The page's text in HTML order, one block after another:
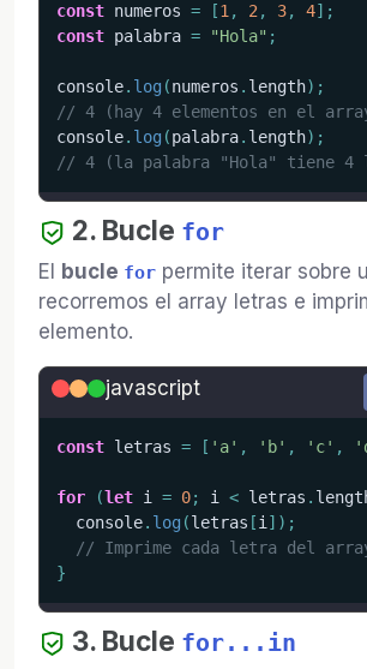
const numeros = [1 , 2 , 3, 4] ;
const palabra = "Hola" ;
console. log (numeros . length) ;
// 4 (hay 4 elementos en el
console. log (palabra. length) ;
// 4 (la palabra "Hola" tiene 4
2. Bucle for
El bucle for permite iterar sobre
recorremos el array letras e
elemento.
javascript
const letras = [ 'a' , 'b' , 'c' ,
for (let i = 0; i < letras .
  console
. log (letras [i ] ) ;
// Imprime cada letra del
}
3. Bucle for...in